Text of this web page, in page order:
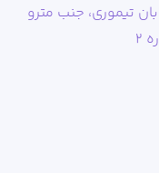
تیموری، جنب مترو
۲